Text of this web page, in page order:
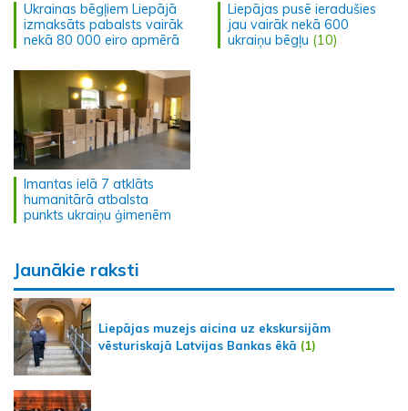
Ukrainas bēgļiem Liepājā
izmaksāts pabalsts vairāk
nekā 80 000 eiro apmērā
Liepājas pusē ieradušies
jau vairāk nekā 600
ukraiņu bēgļu (10)
Imantas ielā 7 atklāts
humanitārā atbalsta
punkts ukraiņu ģimenēm
Jaunākie raksti
Liepājas muzejs aicina uz ekskursijām
vēsturiskajā Latvijas Bankas ēkā (1)